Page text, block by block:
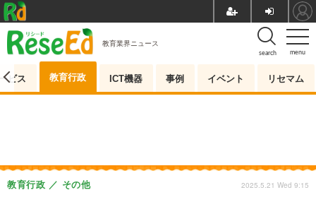
menu
search
教育業界ニュース
ビス 教育行政 ICT機器 事例 イベント リセマム
教育行政 その他 2025.5.21 Wed 9:15